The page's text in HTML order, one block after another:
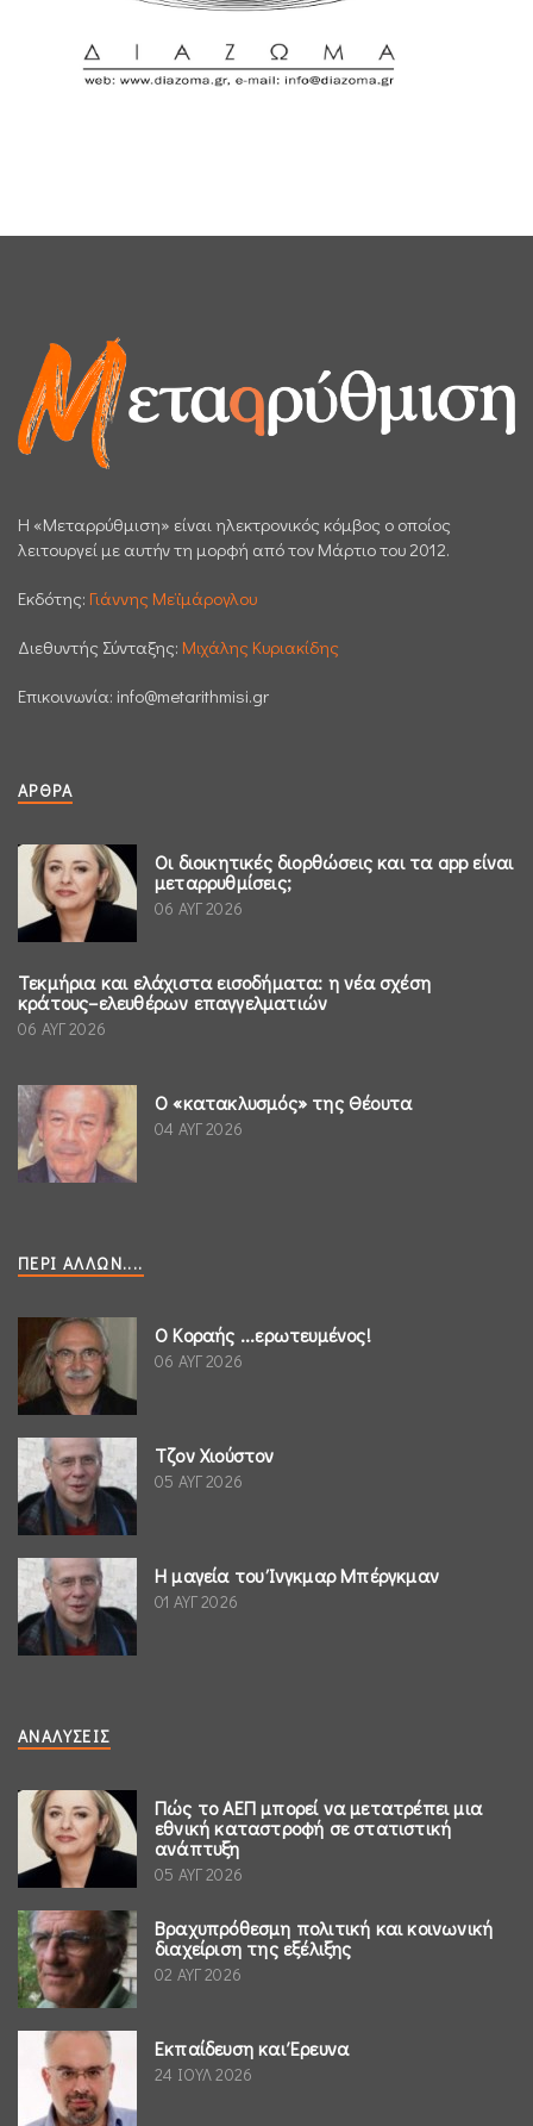
H «Μεταρρύθμιση» είναι ηλεκτρονικός κόμβος ο οποίος
λειτουργεί με αυτήν τη μορφή από τον Μάρτιο του 2012.
Εκδότης: Γιάννης Μεϊμάρογλου
Διεθυντής Σύνταξης: Μιχάλης Κυριακίδης
Επικοινωνία: info@metarithmisi.gr
ΆΡΘΡΑ
Οι διοικητικές διορθώσεις και τα app είναι
μεταρρυθμίσεις;
06 ΑΥΓ 2026
Τεκμήρια και ελάχιστα εισοδήματα: η νέα σχέση
κράτους–ελευθέρων επαγγελματιών
06 ΑΥΓ 2026
Ο «κατακλυσμός» της Θέουτα
04 ΑΥΓ 2026
ΠΕΡΊ ΆΛΛΩΝ....
Ο Κοραής ...ερωτευμένος!
06 ΑΥΓ 2026
Τζον Χιούστον
05 ΑΥΓ 2026
Η μαγεία του Ίνγκμαρ Μπέργκμαν
01 ΑΥΓ 2026
ΑΝΑΛΎΣΕΙΣ
Πώς το ΑΕΠ μπορεί να μετατρέπει μια
εθνική καταστροφή σε στατιστική
ανάπτυξη
05 ΑΥΓ 2026
Βραχυπρόθεσμη πολιτική και κοινωνική
διαχείριση της εξέλιξης
02 ΑΥΓ 2026
Εκπαίδευση και Έρευνα
24 ΙΟΥΛ 2026